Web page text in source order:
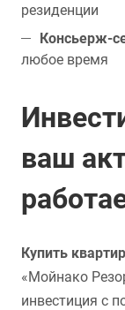
резиденции
Консьерж-
любое время
ваш
Купить
«Мойнако
инвестиция с